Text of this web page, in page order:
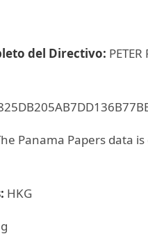
del Directivo:
Panama Papers data
HKG